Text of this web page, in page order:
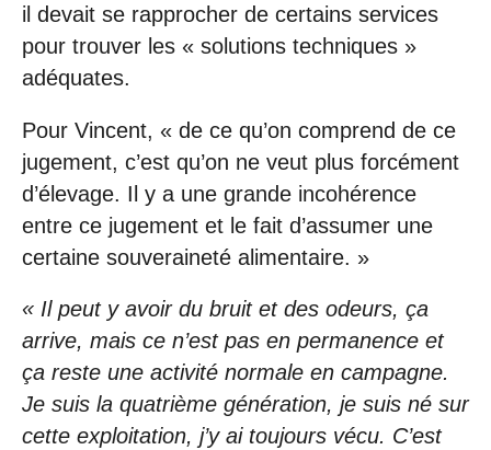
il devait se rapprocher de certains services
pour trouver les « solutions techniques »
adéquates.
Pour Vincent, « de ce qu’on comprend de ce
jugement, c’est qu’on ne veut plus forcément
d’élevage. Il y a une grande incohérence
entre ce jugement et le fait d’assumer une
certaine souveraineté alimentaire. »
« Il peut y avoir du bruit et des odeurs, ça
arrive, mais ce n’est pas en permanence et
ça reste une activité normale en campagne.
Je suis la quatrième génération, je suis né sur
cette exploitation, j’y ai toujours vécu. C’est